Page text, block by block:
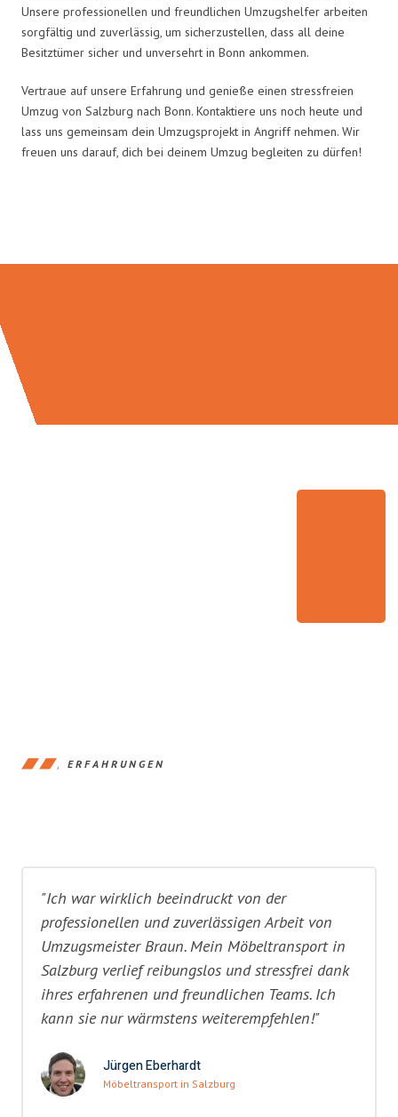
Unsere professionellen und freundlichen Umzugshelfer arbeiten
sorgfältig und zuverlässig, um sicherzustellen, dass all deine
Besitztümer sicher und unversehrt in Bonn ankommen.
Vertraue auf unsere Erfahrung und genieße einen stressfreien
Umzug von Salzburg nach Bonn. Kontaktiere uns noch heute und
lass uns gemeinsam dein Umzugsprojekt in Angriff nehmen. Wir
freuen uns darauf, dich bei deinem Umzug begleiten zu dürfen!
ERFAHRUNGEN
"Ich war wirklich beeindruckt von der
professionellen und zuverlässigen Arbeit von
Umzugsmeister Braun. Mein Möbeltransport in
Salzburg verlief reibungslos und stressfrei dank
ihres erfahrenen und freundlichen Teams. Ich
kann sie nur wärmstens weiterempfehlen!"
Jürgen Eberhardt
Möbeltransport in Salzburg